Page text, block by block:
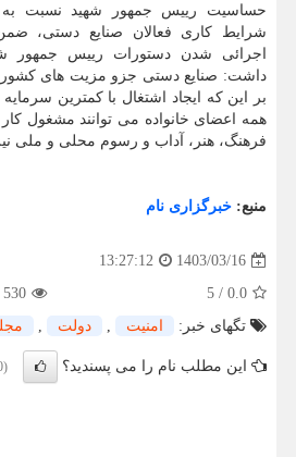
حساسیت رییس جمهور شهید نسبت به
شرایط کاری فعالان صنایع دستی،
اجرائی شدن دستورات رییس جمهور
داشت: صنایع دستی جزو مزیت های کشور
بر این که ایجاد اشتغال با کمترین
همه اعضای خانواده می توانند مشغول
فرهنگ، هنر، آداب و رسوم محلی و ملی
منبع: خبرگزاری نام
1403/03/16
13:27:12
0.0
/
5
530
تگهای خبر:
امنیت , دولت ,
این مطلب نام را می پسندید؟ (0)